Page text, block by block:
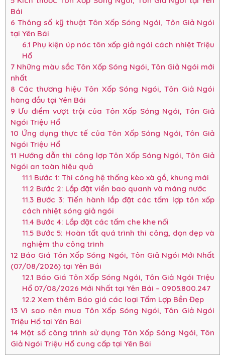
Bái
6 Thông số kỹ thuật Tôn Xốp Sóng Ngói, Tôn Giả Ngói
tại Yên Bái
6.1 Phụ kiện úp nóc tôn xốp giả ngói cách nhiệt Triệu
Hổ
7 Những màu sắc Tôn Xốp Sóng Ngói, Tôn Giả Ngói mới
nhất
8 Các thương hiệu Tôn Xốp Sóng Ngói, Tôn Giả Ngói
hàng đầu tại Yên Bái
9 Ưu điểm vượt trội của Tôn Xốp Sóng Ngói, Tôn Giả
Ngói Triệu Hổ
10 Ứng dụng thực tế của Tôn Xốp Sóng Ngói, Tôn Giả
Ngói Triệu Hổ
11 Hướng dẫn thi công lợp Tôn Xốp Sóng Ngói, Tôn Giả
Ngói an toàn hiệu quả
11.1 Bước 1: Thi công hệ thống kèo xà gồ, khung mái
11.2 Bước 2: Lắp đặt viền bao quanh và máng nước
11.3Bước 3: Tiến hành lắp đặt các tấm lợp tôn xốp
cách nhiệt sóng giả ngói
11.4 Bước 4: Lắp đặt các tấm che khe nối
11.5Bước 5: Hoàn tất quá trình thi công, dọn dẹp và
nghiệm thu công trình
12 Báo Giá Tôn Xốp Sóng Ngói, Tôn Giả Ngói Mới Nhất
(07/08/2026) tại Yên Bái
12.1 Báo Giá Tôn Xốp Sóng Ngói, Tôn Giả Ngói Triệu
Hổ 07/08/2026 Mới Nhất tại Yên Bái – 0905.800.247
12.2 Xem thêm Báo giá các loại Tấm Lợp Bền Đẹp
13 Vì sao nên mua Tôn Xốp Sóng Ngói, Tôn Giả Ngói
Triệu Hổ tại Yên Bái
14 Một số công trình sử dụng Tôn Xốp Sóng Ngói, Tôn
Giả Ngói Triệu Hổ cung cấp tại Yên Bái